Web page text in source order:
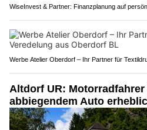
WiseInvest & Partner: Finanzplanung auf
Werbe Atelier Oberdorf – Ihr Partner für
Altdorf UR:
abbiegendem Auto